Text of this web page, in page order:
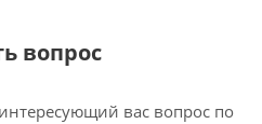
вопрос
вас вопрос по